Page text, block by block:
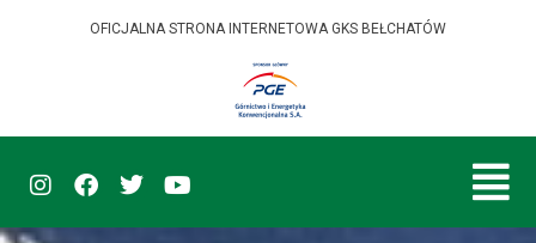
OFICJALNA STRONA INTERNETOWA GKS BEŁCHATÓW